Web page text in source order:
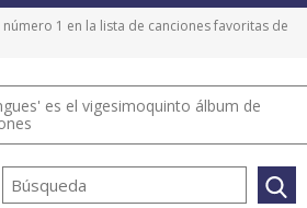
número 1 en la lista de canciones favoritas de
es el vigesimoquinto álbum de